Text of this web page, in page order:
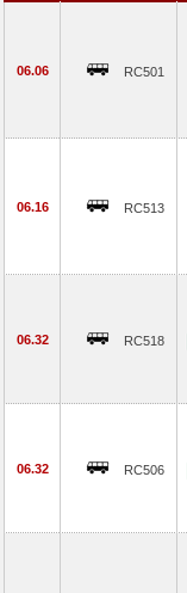
06.06 RC501
06.16 RC513
06.32 RC518
06.32 RC506